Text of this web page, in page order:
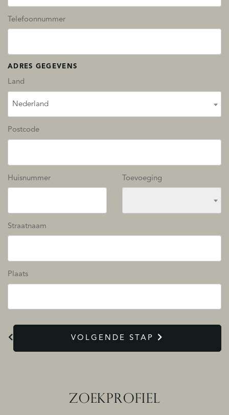
Telefoonnummer
ADRES GEGEVENS
Land
Nederland
Postcode
Huisnummer Toevoeging
Straatnaam
Plaats
VOLGENDE STAP
ZOEKPROFIEL